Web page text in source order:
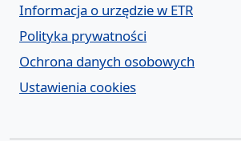
Informacja o urzędzie w ETR
Polityka prywatności
Ochrona danych osobowych
Ustawienia cookies